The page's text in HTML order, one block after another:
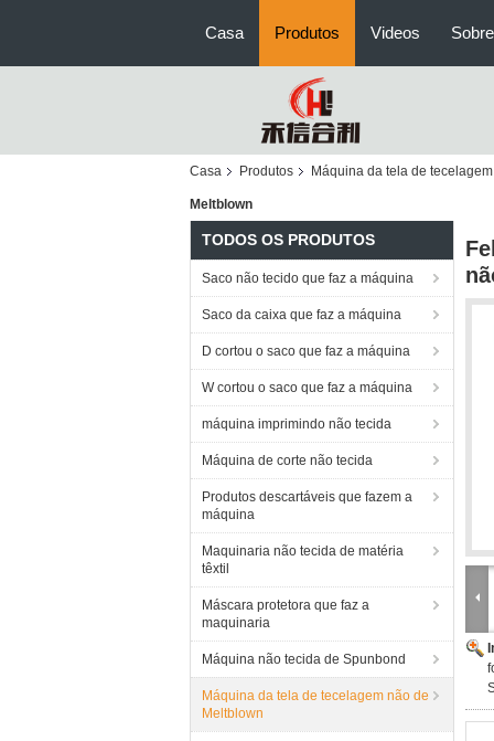
Casa Produtos Videos
Casa Produtos Máquina da tela de
Meltblown
TODOS OS PRODUTOS
Saco não tecido que faz a máquina
Saco da caixa que faz a máquina
D cortou o saco que faz a máquina
W cortou o saco que faz a máquina
máquina imprimindo não tecida
Máquina de corte não tecida
Produtos descartáveis que fazem a
máquina
Maquinaria não tecida de matéria
têxtil
Máscara protetora que faz a
maquinaria
Máquina não tecida de Spunbond
Máquina da tela de tecelagem não de
Meltblown